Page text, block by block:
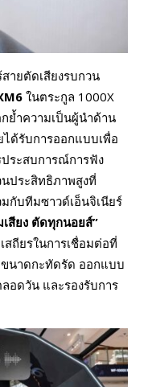
ายตัดเสียงรบกวน
ในตระกูล 1000X
ย้ำความเป็นผู้นำด้าน
ด้รับการออกแบบเพื่อ
ระสบการณ์การฟัง
ประสิทธิภาพสูงที่
กับทีมซาวด์เอ็นจิเนียร์
เสียง ตัดทุกนอยส์”
ถียรในการเชื่อมต่อที่
นาดกะทัดรัด ออกแบบ
อดวัน และรองรับการ